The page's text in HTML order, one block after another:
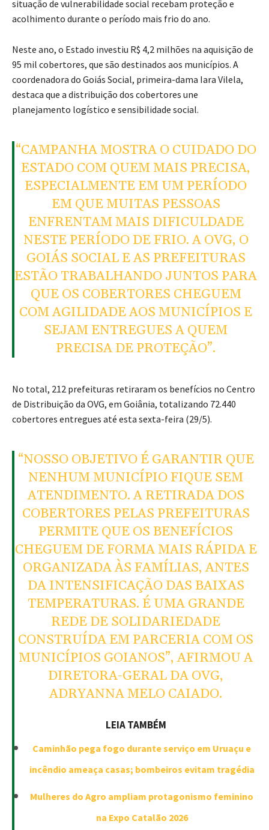
situação de vulnerabilidade social recebam proteção e
acolhimento durante o período mais frio do ano.
Neste ano, o Estado investiu R$ 4,2 milhões na aquisição de
95 mil cobertores, que são destinados aos municípios. A
coordenadora do Goiás Social, primeira-dama Iara Vilela,
destaca que a distribuição dos cobertores une
planejamento logístico e sensibilidade social.
“CAMPANHA MOSTRA O CUIDADO DO
ESTADO COM QUEM MAIS PRECISA,
ESPECIALMENTE EM UM PERÍODO
EM QUE MUITAS PESSOAS
ENFRENTAM MAIS DIFICULDADE
NESTE PERÍODO DE FRIO. A OVG, O
GOIÁS SOCIAL E AS PREFEITURAS
ESTÃO TRABALHANDO JUNTOS PARA
QUE OS COBERTORES CHEGUEM
COM AGILIDADE AOS MUNICÍPIOS E
SEJAM ENTREGUES A QUEM
PRECISA DE PROTEÇÃO”.
No total, 212 prefeituras retiraram os benefícios no Centro
de Distribuição da OVG, em Goiânia, totalizando 72.440
cobertores entregues até esta sexta-feira (29/5).
“NOSSO OBJETIVO É GARANTIR QUE
NENHUM MUNICÍPIO FIQUE SEM
ATENDIMENTO. A RETIRADA DOS
COBERTORES PELAS PREFEITURAS
PERMITE QUE OS BENEFÍCIOS
CHEGUEM DE FORMA MAIS RÁPIDA E
ORGANIZADA ÀS FAMÍLIAS, ANTES
DA INTENSIFICAÇÃO DAS BAIXAS
TEMPERATURAS. É UMA GRANDE
REDE DE SOLIDARIEDADE
CONSTRUÍDA EM PARCERIA COM OS
MUNICÍPIOS GOIANOS”, AFIRMOU A
DIRETORA-GERAL DA OVG,
ADRYANNA MELO CAIADO.
LEIA TAMBÉM
Caminhão pega fogo durante serviço em Uruaçu e
incêndio ameaça casas; bombeiros evitam tragédia
Mulheres do Agro ampliam protagonismo feminino
na Expo Catalão 2026